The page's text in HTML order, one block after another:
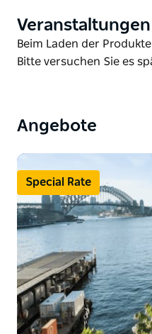
Product
List
Product
List
Beim Laden der
Bitte versuchen Sie es
Angebote
Special Rate